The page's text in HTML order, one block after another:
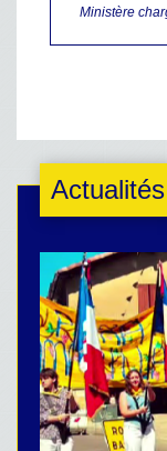
Ministère
Actualités